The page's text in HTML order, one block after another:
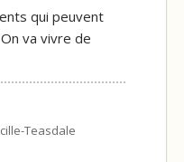
qui peuvent
va vivre de
Teasdale